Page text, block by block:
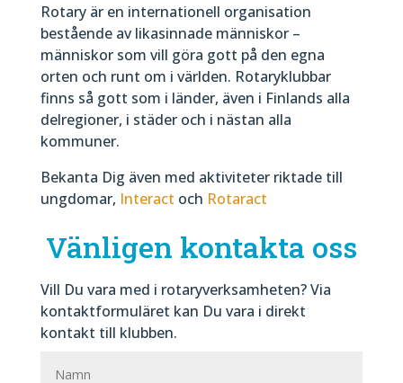
Rotary är en internationell organisation
bestående av likasinnade människor –
människor som vill göra gott på den egna
orten och runt om i världen. Rotaryklubbar
finns så gott som i länder, även i Finlands alla
delregioner, i städer och i nästan alla
kommuner.
Bekanta Dig även med aktiviteter riktade till
ungdomar, Interact och Rotaract
Vänligen kontakta oss
Vill Du vara med i rotaryverksamheten? Via
kontaktformuläret kan Du vara i direkt
kontakt till klubben.